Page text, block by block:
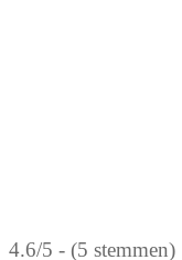
4.6/5 - (5 stemmen)